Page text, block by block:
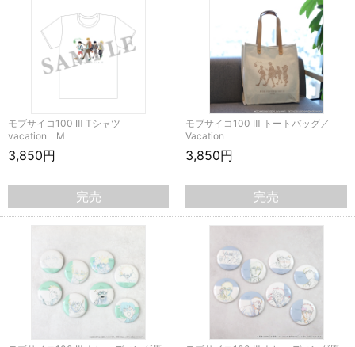
モブサイコ100 Ⅲ Tシャツ
vacation M
3,850円
完売
モブサイコ100 Ⅲ トートバッグ／
Vacation
3,850円
完売